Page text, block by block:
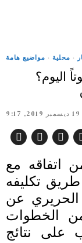
· محلية · مواضيع هامة
رئيساً للحكومة بـ70 صوتاً اليوم؟
اتفاقه مع
تكليفه
الحريري عن
الخطوات
على نتائج